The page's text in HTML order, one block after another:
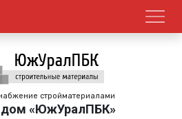
стройматериалами
дом «ЮжУралПБК»